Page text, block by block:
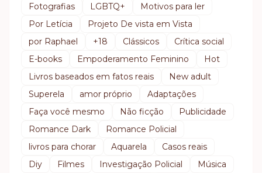
Fotografias
LGBTQ+
Motivos para ler
Por Letícia
Projeto De vista em Vista
por Raphael
+18 Clássicos
Crítica social
E-books
Empoderamento Feminino
Hot
Livros baseados em fatos reais
New adult
Superela
amor próprio
Adaptações
Faça você mesmo
Não ficção
Publicidade
Romance Dark
Romance Policial
livros para chorar
Aquarela
Casos reais
Diy
Filmes Investigação Policial
Música